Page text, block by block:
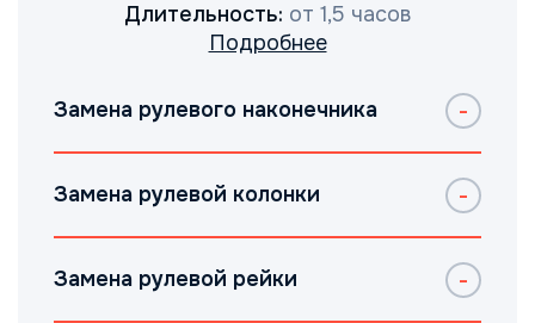
Длительность: от 1,5 часов
Подробнее
Замена рулевого наконечника
Замена рулевой колонки
Замена рулевой рейки